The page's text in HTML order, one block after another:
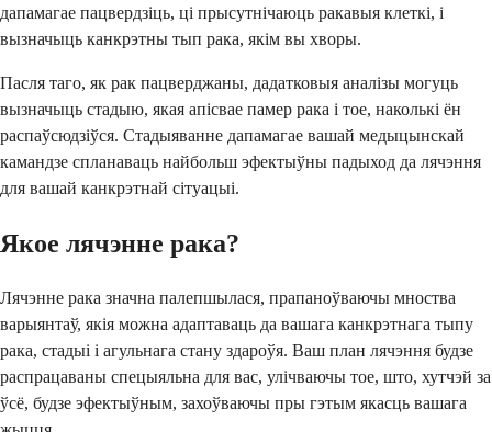
дапамагае пацвердзіць, ці прысутнічаюць ракавыя клеткі, і
вызначыць канкрэтны тып рака, якім вы хворы.
Пасля таго, як рак пацверджаны, дадатковыя аналізы могуць
вызначыць стадыю, якая апісвае памер рака і тое, наколькі ён
распаўсюдзіўся. Стадыяванне дапамагае вашай медыцынскай
камандзе спланаваць найбольш эфектыўны падыход да лячэння
для вашай канкрэтнай сітуацыі.
Якое лячэнне рака?
Лячэнне рака значна палепшылася, прапаноўваючы мноства
варыянтаў, якія можна адаптаваць да вашага канкрэтнага тыпу
рака, стадыі і агульнага стану здароўя. Ваш план лячэння будзе
распрацаваны спецыяльна для вас, улічваючы тое, што, хутчэй за
ўсё, будзе эфектыўным, захоўваючы пры гэтым якасць вашага